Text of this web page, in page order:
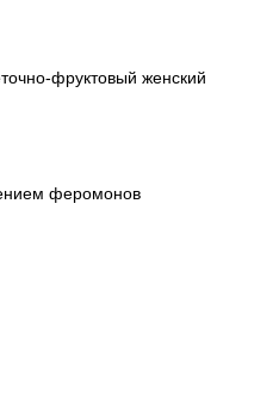
фруктовый женский